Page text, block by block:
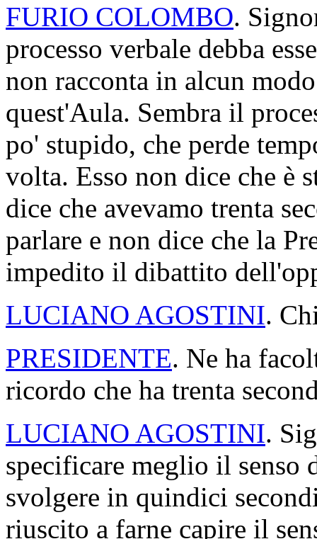
FURIO COLOMBO.
processo verbale debba
non racconta in alcun
quest'Aula. Sembra il
po' stupido, che perde
volta. Esso non dice che è
dice che avevamo trenta
parlare e non dice che la
impedito il dibattito
LUCIANO AGOSTINI.
PRESIDENTE. Ne ha
ricordo che ha trenta
LUCIANO AGOSTINI.
specificare meglio il
svolgere in quindici
riuscito a farne capire il